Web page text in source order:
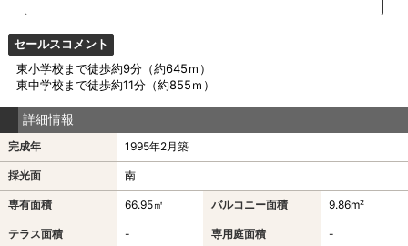
セールスコメント
東小学校まで徒歩約9分（約645ｍ）
東中学校まで徒歩約11分（約855ｍ）
詳細情報
完成年 1995年2月築
採光面 南
専有面積 66.95㎡ バルコニー面積 9.86m²
テラス面積 - 専用庭面積 -